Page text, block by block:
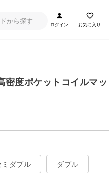
ログイン お気に入り
密度ポケットコイルマッ
ミダブル ダブル